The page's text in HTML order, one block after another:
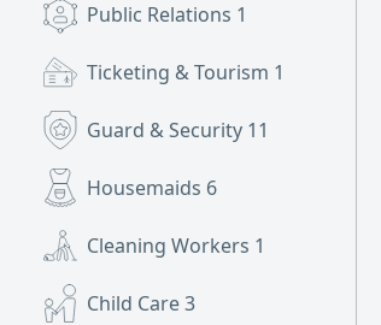
Public Relations 1
Ticketing & Tourism 1
Guard & Security 11
Housemaids 6
Cleaning Workers 1
Child Care3